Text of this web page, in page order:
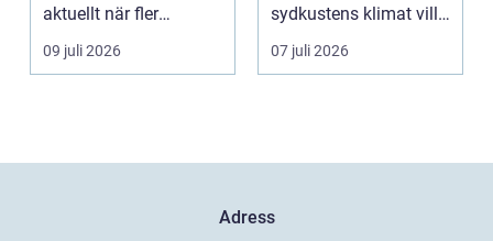
aktuellt när fler
fastighetsägare vill
kombine...
09 juli 2026
sydkustens klimat vill
hitta ett smar...
07 juli 2026
Adress